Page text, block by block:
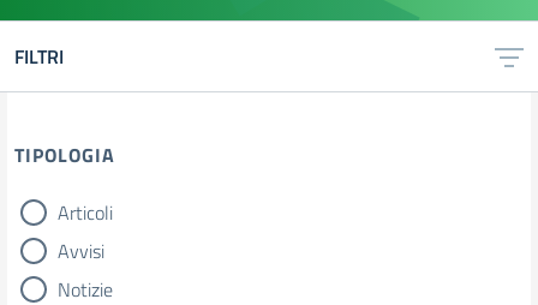
FILTRI
TIPOLOGIA
tipologia di articoli
Articoli
Avvisi
Notizie